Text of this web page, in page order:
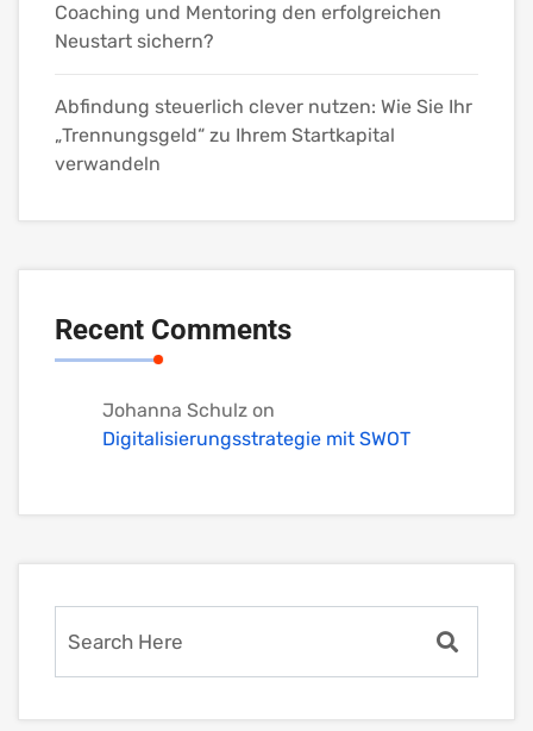
Coaching und Mentoring den erfolgreichen
Neustart sichern?
Abfindung steuerlich clever nutzen: Wie Sie Ihr
„Trennungsgeld“ zu Ihrem Startkapital
verwandeln
Recent Comments
Johanna Schulz on
Digitalisierungsstrategie mit SWOT